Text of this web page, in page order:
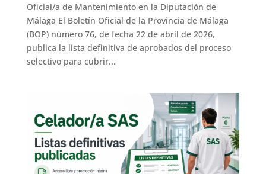
Oficial/a de Mantenimiento en la Diputación de
Málaga El Boletín Oficial de la Provincia de Málaga
(BOP) número 76, de fecha 22 de abril de 2026,
publica la lista definitiva de aprobados del proceso
selectivo para cubrir...